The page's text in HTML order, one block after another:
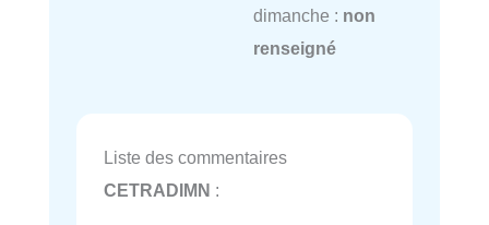
dimanche : non
renseigné
Liste des commentaires
CETRADIMN :